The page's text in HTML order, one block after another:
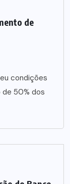
de
condições
50% dos